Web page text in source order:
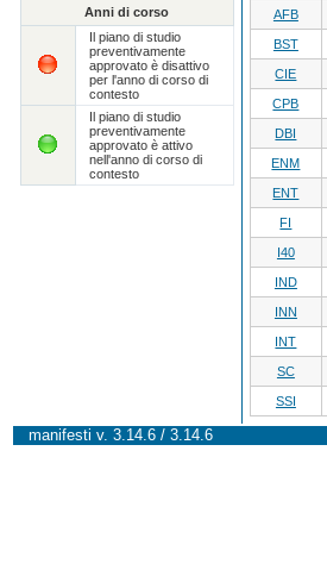
Anni di corso
Il piano di studio
preventivamente
approvato è disattivo
per l'anno di corso di
contesto
Il piano di studio
preventivamente
approvato è attivo
nell'anno di corso di
contesto
AFB
BST
CIE
CPB
DBI
ENM
ENT
FI
I40
IND
INN
INT
SC
SSI
manifesti v. 3.14.6 / 3.14.6